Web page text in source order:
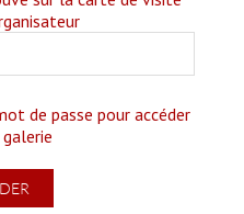
de passe pour accéder